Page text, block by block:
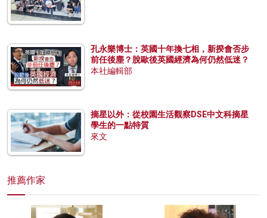
孔永樂博士：英國十年換七相，新揆會否步
前任後塵？脫歐後英國經濟為何仍然低迷？
本社編輯部
摘星以外：從校園生活觀察DSE中文科摘星
學生的一點特質
來文
推薦作家